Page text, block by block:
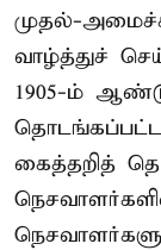
முதல்-
வாழ்த்துச்
1905-ம்
தொடங்கப்பட்ட
கைத்தறித்